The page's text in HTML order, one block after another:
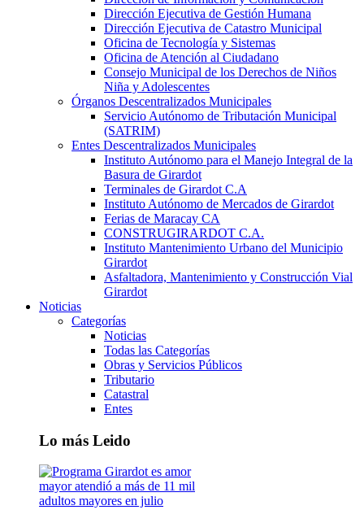
Dirección Ejecutiva de Gestión Humana
Dirección Ejecutiva de Catastro Municipal
Oficina de Tecnología y Sistemas
Oficina de Atención al Ciudadano
Consejo Municipal de los Derechos de Niños
Niña y Adolescentes
Órganos Descentralizados Municipales
Servicio Autónomo de Tributación Municipal
(SATRIM)
Entes Descentralizados Municipales
Instituto Autónomo para el Manejo Integral de la
Basura de Girardot
Terminales de Girardot C.A
Instituto Autónomo de Mercados de Girardot
Ferias de Maracay CA
CONSTRUGIRARDOT C.A.
Instituto Mantenimiento Urbano del Municipio
Girardot
Asfaltadora, Mantenimiento y Construcción Vial
Girardot
Noticias
Categorías
Noticias
Todas las Categorías
Obras y Servicios Públicos
Tributario
Catastral
Entes
Lo más Leido